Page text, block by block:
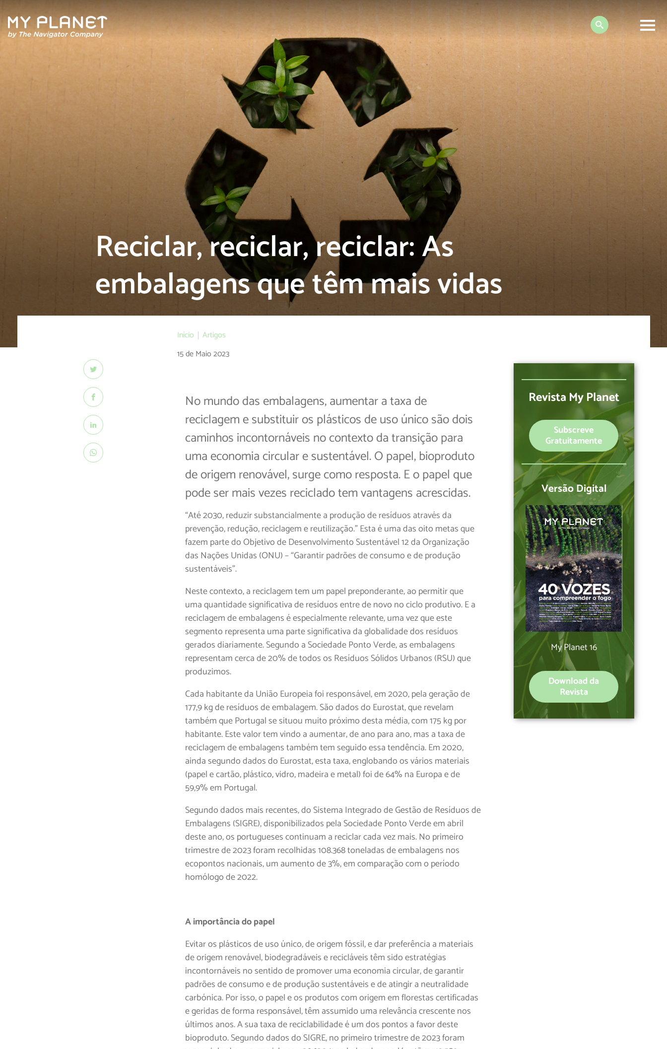
Search:
Quem Somos
Política de Privacidade
Reciclar, reciclar, reciclar: As
embalagens que têm mais vidas
Início
Artigos
15 de Maio 2023
No mundo das embalagens, aumentar a taxa de
reciclagem e substituir os plásticos de uso único são dois
caminhos incontornáveis no contexto da transição para
uma economia circular e sustentável. O papel, bioproduto
de origem renovável, surge como resposta. E o papel que
pode ser mais vezes reciclado tem vantagens acrescidas.
“Até 2030, reduzir substancialmente a produção de resíduos através da
prevenção, redução, reciclagem e reutilização.” Esta é uma das oito metas que
fazem parte do Objetivo de Desenvolvimento Sustentável 12 da Organização
das Nações Unidas (ONU) – “Garantir padrões de consumo e de produção
sustentáveis”.
Neste contexto, a reciclagem tem um papel preponderante, ao permitir que
uma quantidade significativa de resíduos entre de novo no ciclo produtivo. E a
reciclagem de embalagens é especialmente relevante, uma vez que este
segmento representa uma parte significativa da globalidade dos resíduos
gerados diariamente. Segundo a Sociedade Ponto Verde, as embalagens
representam cerca de 20% de todos os Resíduos Sólidos Urbanos (RSU) que
produzimos.
Cada habitante da União Europeia foi responsável, em 2020, pela geração de
177,9 kg de resíduos de embalagem. São dados do Eurostat, que revelam
também que Portugal se situou muito próximo desta média, com 175 kg por
habitante. Este valor tem vindo a aumentar, de ano para ano, mas a taxa de
reciclagem de embalagens também tem seguido essa tendência. Em 2020,
ainda segundo dados do Eurostat, esta taxa, englobando os vários materiais
(papel e cartão, plástico, vidro, madeira e metal) foi de 64% na Europa e de
59,9% em Portugal.
Segundo dados mais recentes, do Sistema Integrado de Gestão de Resíduos de
Embalagens (SIGRE), disponibilizados pela Sociedade Ponto Verde em abril
deste ano, os portugueses continuam a reciclar cada vez mais. No primeiro
trimestre de 2023 foram recolhidas 108.368 toneladas de embalagens nos
ecopontos nacionais, um aumento de 3%, em comparação com o período
homólogo de 2022.
A importância do papel
Evitar os plásticos de uso único, de origem fóssil, e dar preferência a materiais
de origem renovável, biodegradáveis e recicláveis têm sido estratégias
incontornáveis no sentido de promover uma economia circular, de garantir
padrões de consumo e de produção sustentáveis e de atingir a neutralidade
carbónica. Por isso, o papel e os produtos com origem em florestas certificadas
e geridas de forma responsável, têm assumido uma relevância crescente nos
últimos anos. A sua taxa de reciclabilidade é um dos pontos a favor deste
bioproduto. Segundo dados do SIGRE, no primeiro trimestre de 2023 foram
Revista My Planet
Subscreve
Gratuitamente
Versão Digital
My Planet 16
Download da
Revista